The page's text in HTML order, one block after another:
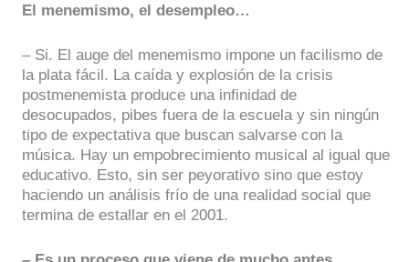
El menemismo, el desempleo…
– Si. El auge del menemismo impone un facilismo de
la plata fácil. La caída y explosión de la crisis
postmenemista produce una infinidad de
desocupados, pibes fuera de la escuela y sin ningún
tipo de expectativa que buscan salvarse con la
música. Hay un empobrecimiento musical al igual que
educativo. Esto, sin ser peyorativo sino que estoy
haciendo un análisis frío de una realidad social que
termina de estallar en el 2001.